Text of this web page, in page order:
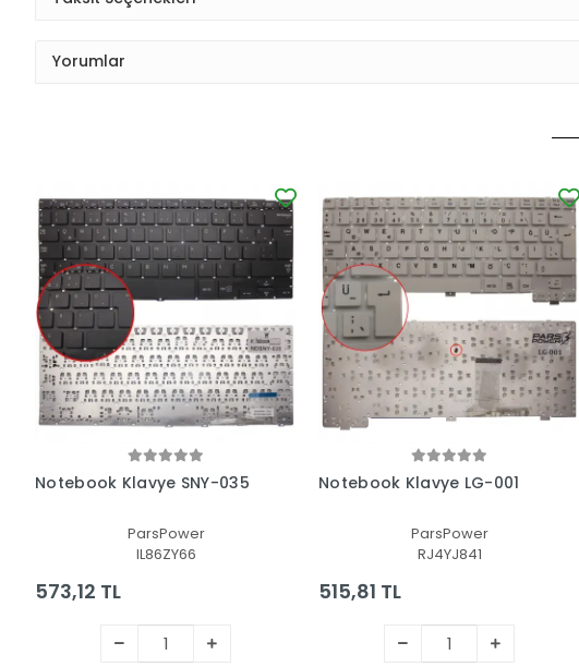
Yorumlar
Notebook Klavye SNY-035
ParsPower
IL86ZY66
573,12 TL
Notebook Klavye LG-001
ParsPower
RJ4YJ841
515,81 TL